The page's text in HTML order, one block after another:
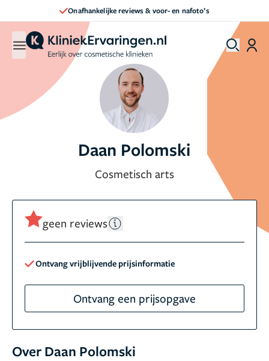
Onafhankelijke reviews & voor- en nafoto’s
Daan Polomski
Cosmetisch arts
geen reviews
Ontvang vrijblijvende prijsinformatie
Ontvang een prijsopgave
Over Daan Polomski